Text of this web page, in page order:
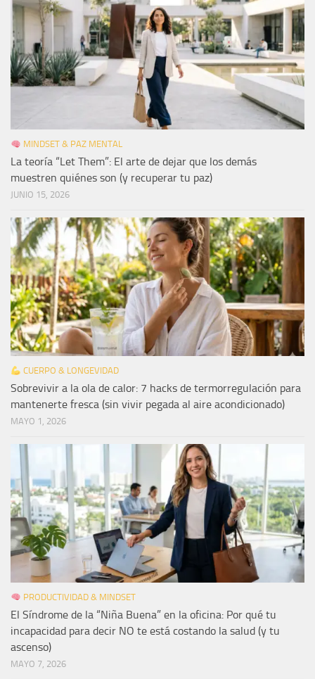
MINDSET & PAZ MENTAL
La teoría “Let Them”: El arte de dejar que los demás
muestren quiénes son (y recuperar tu paz)
JUNIO 15, 2026
CUERPO & LONGEVIDAD
Sobrevivir a la ola de calor: 7 hacks de termorregulación para
mantenerte fresca (sin vivir pegada al aire acondicionado)
MAYO 1, 2026
PRODUCTIVIDAD & MINDSET
El Síndrome de la “Niña Buena” en la oficina: Por qué tu
incapacidad para decir NO te está costando la salud (y tu
ascenso)
MAYO 7, 2026